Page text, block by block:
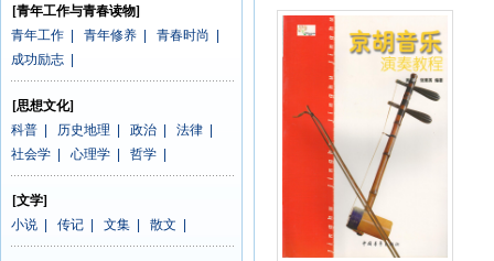
[青年工作与青春读物]
青年工作
青年修养 青春时尚
成功励志
[思想文化]
科普
历史地理 政治 法律
社会学
心理学 哲学
[文学]
小说
传记 文集 散文